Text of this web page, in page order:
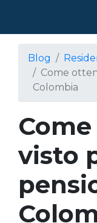
Blog
Come
Colombia
visto